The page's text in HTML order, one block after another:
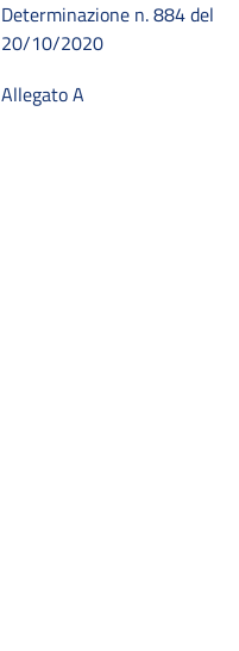
Determinazione n. 884 del
20/10/2020
Allegato A